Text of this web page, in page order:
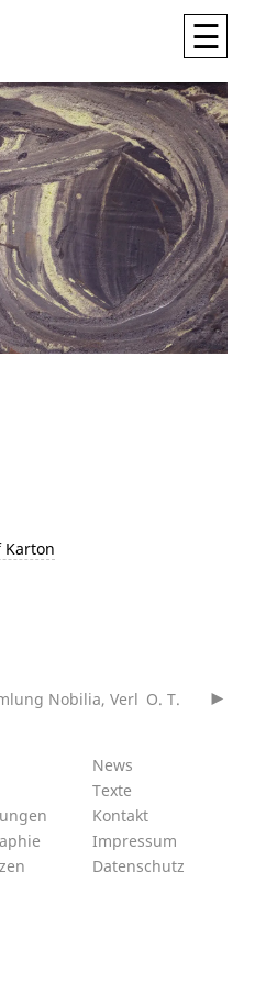
☰
Karton
Nobilia, Verl O. T.
News
Texte
Kontakt
Impressum
Datenschutz­